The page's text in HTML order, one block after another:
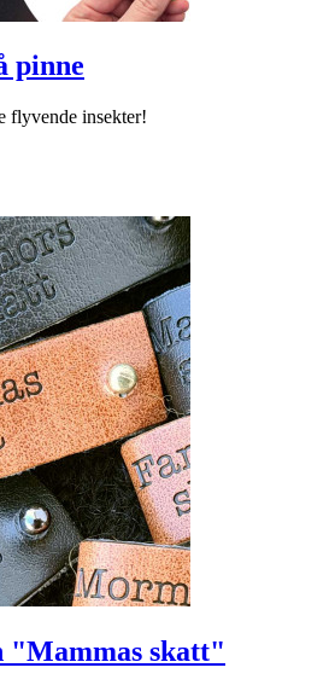
pinne
flyvende insekter!
"Mammas skatt"